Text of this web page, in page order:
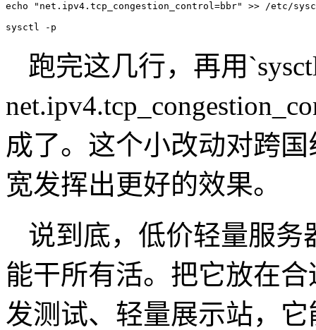
echo "net.ipv4.tcp_congestion_control=bbr" >> /etc/
sysctl -p
跑完这几行，再用
成了。这个小改动对跨
宽发挥出更好的效果。
说到底，低价轻量服务
能干所有活。把它放在
发测试、轻量展示站，